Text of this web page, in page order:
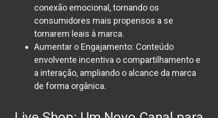
conexão emocional, tornando os
consumidores mais propensos a se
tornarem leais à marca.
Aumentar o Engajamento: Conteúdo
envolvente incentiva o compartilhamento e
a interação, ampliando o alcance da marca
de forma orgânica.